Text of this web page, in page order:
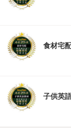
食材宅
子供英